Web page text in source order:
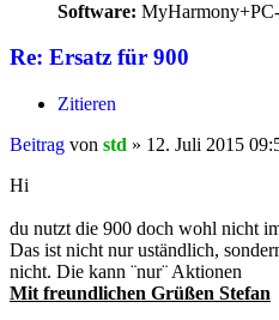
Software:
Re: Ersatz für 900
Zitieren
Beitrag von std » 12. Juli 2015
Hi
du nutzt die 900 doch wohl nicht
Das ist nicht nur uständlich,
nicht. Die kann ¨nur¨ Aktionen
Mit freundlichen Grüßen Stefan